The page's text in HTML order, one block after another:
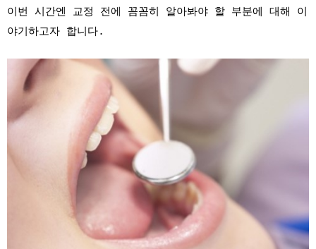
이번 시간엔 교정 전에 꼼꼼히 알아봐야 할 부분에 대해 이
야기하고자 합니다.